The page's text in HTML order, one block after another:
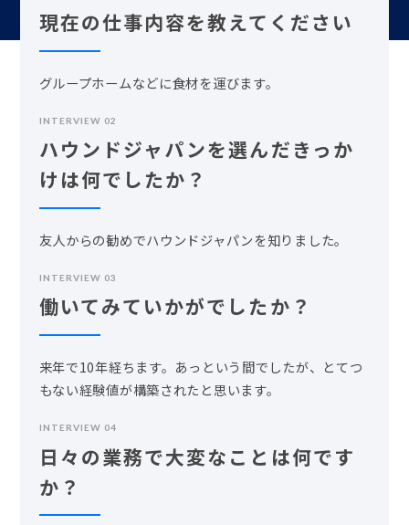
現在の仕事内容を教えてください
グループホームなどに食材を運びます。
INTERVIEW 02
ハウンドジャパンを選んだきっか
けは何でしたか？
友人からの勧めでハウンドジャパンを知りました。
INTERVIEW 03
働いてみていかがでしたか？
来年で10年経ちます。あっという間でしたが、とてつ
もない経験値が構築されたと思います。
INTERVIEW 04
日々の業務で大変なことは何です
か？